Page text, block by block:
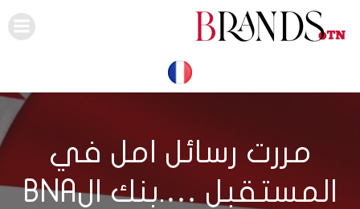
مررت رسائل امل في
المستقبل ….بنك الBNA